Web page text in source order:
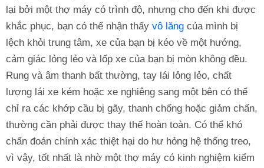
lại bởi một thợ máy có trình độ, nhưng cho đến khi được
khắc phục, bạn có thể nhận thấy vô lăng của mình bị
lệch khỏi trung tâm, xe của bạn bị kéo về một hướng,
cảm giác lỏng lẻo và lốp xe của bạn bị mòn không đều.
Rung và âm thanh bất thường, tay lái lỏng lẻo, chất
lượng lái xe kém hoặc xe nghiêng sang một bên có thể
chỉ ra các khớp cầu bị gãy, thanh chống hoặc giảm chấn,
thường cần phải được thay thế hoàn toàn. Có thể khó
chẩn đoán chính xác thiệt hại do hư hỏng hệ thống treo,
vì vậy, tốt nhất là nhờ một thợ máy có kinh nghiệm kiểm